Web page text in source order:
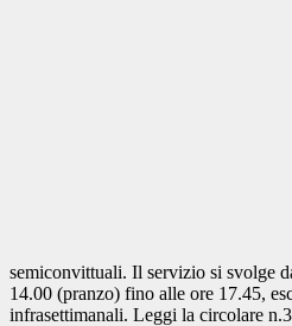
semiconvittuali. Il servizio si svolge
14.00 (pranzo) fino alle ore 17.45,
infrasettimanali. Leggi la circolare